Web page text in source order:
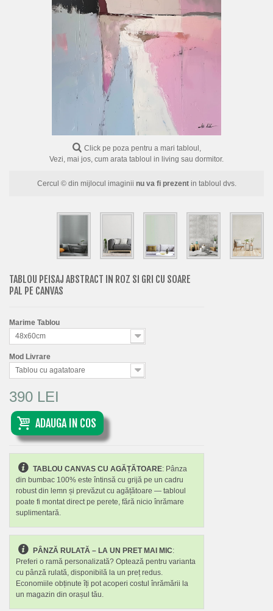
Click pe poza pentru a mari tabloul,
Vezi, mai jos, cum arata tabloul in living sau dormitor.
Cercul © din mijlocul imaginii nu va fi prezentin tabloul dvs.
TABLOU PEISAJ ABSTRACT IN ROZ SI GRI CU SOARE
PAL PE CANVAS
Marime Tablou
48x60cm
Mod Livrare
Tablou cu agatatoare
390 LEI
ADAUGA IN COS
TABLOU CANVAS CU AGĂȚĂTOARE: Pânza
din bumbac 100% este întinsă cu grijă pe un cadru
robust din lemn și prevăzut cu agățătoare — tabloul
poate fi montat direct pe perete, fără nicio înrămare
suplimentară.
PÂNZĂ RULATĂ – LA UN PRET MAI MIC:
Preferi o ramă personalizată? Optează pentru varianta
cu pânză rulată, disponibilă la un preț redus.
Economiile obținute îți pot acoperi costul înrămării la
un magazin din orașul tău.